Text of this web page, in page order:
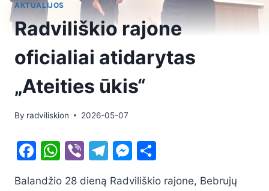
AKTUALIJOS
Radviliškio rajone
oficialiai atidarytas
„Ateities ūkis“
By radviliskion 2026-05-07
F
W Vi T
M
Balandžio 28 dieną Radviliškio rajone, Bebrujų